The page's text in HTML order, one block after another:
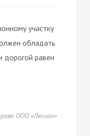
участку
обладать
дорогой равен
ООО «Легион»